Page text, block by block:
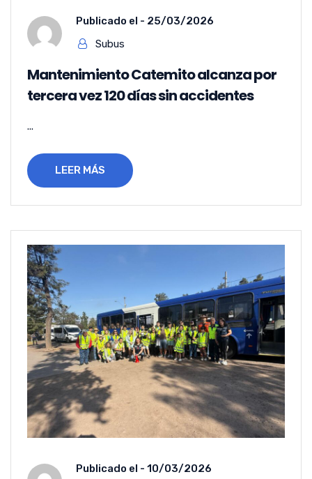
Publicado el - 25/03/2026
Subus
Mantenimiento Catemito alcanza por
tercera vez 120 días sin accidentes
...
LEER MÁS
Publicado el - 10/03/2026